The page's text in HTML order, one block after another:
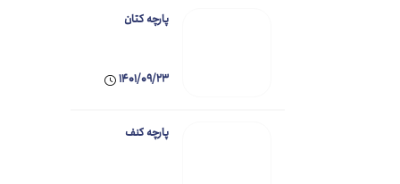
پارچه کتان
1401/09/23
پارچه کنف